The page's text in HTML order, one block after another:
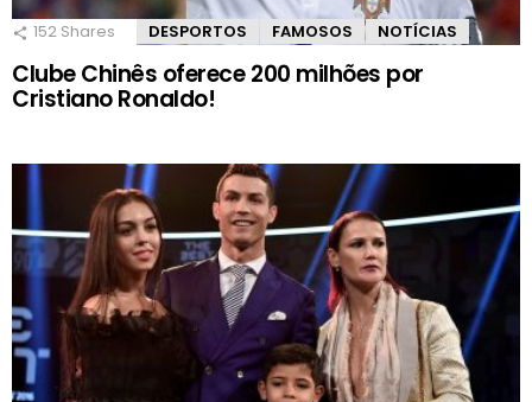
152 Shares DESPORTOS FAMOSOS NOTÍCIAS
Clube Chinês oferece 200 milhões por
Cristiano Ronaldo!